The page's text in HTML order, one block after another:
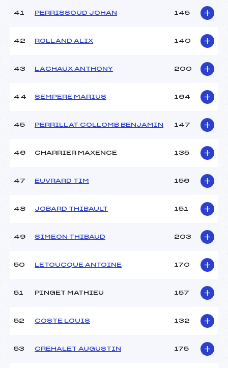
41 PERRISSOUD JOHAN 145
42 ROLLAND ALIX 140
43 LACHAUX ANTHONY 200
44 SEMPERE MARIUS 164
45 PERRILLAT COLLOMB BENJAMIN 147
46 CHARRIER MAXENCE 135
47 EUVRARD TIM 156
48 JOBARD THIBAULT 151
49 SIMEON THIBAUD 203
50 LETOUCQUE ANTOINE 170
51 PINGET MATHIEU 157
52 COSTE LOUIS 132
53 CREHALET AUGUSTIN 175